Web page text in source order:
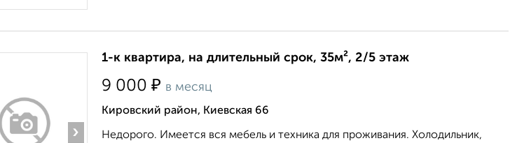
›
1-к квартира, на длительный срок, 35м², 2/5 этаж
9 000 ₽ в месяц
Кировский район, Киевская 66
Недорого. Имеется вся мебель и техника для проживания. Холодильник,